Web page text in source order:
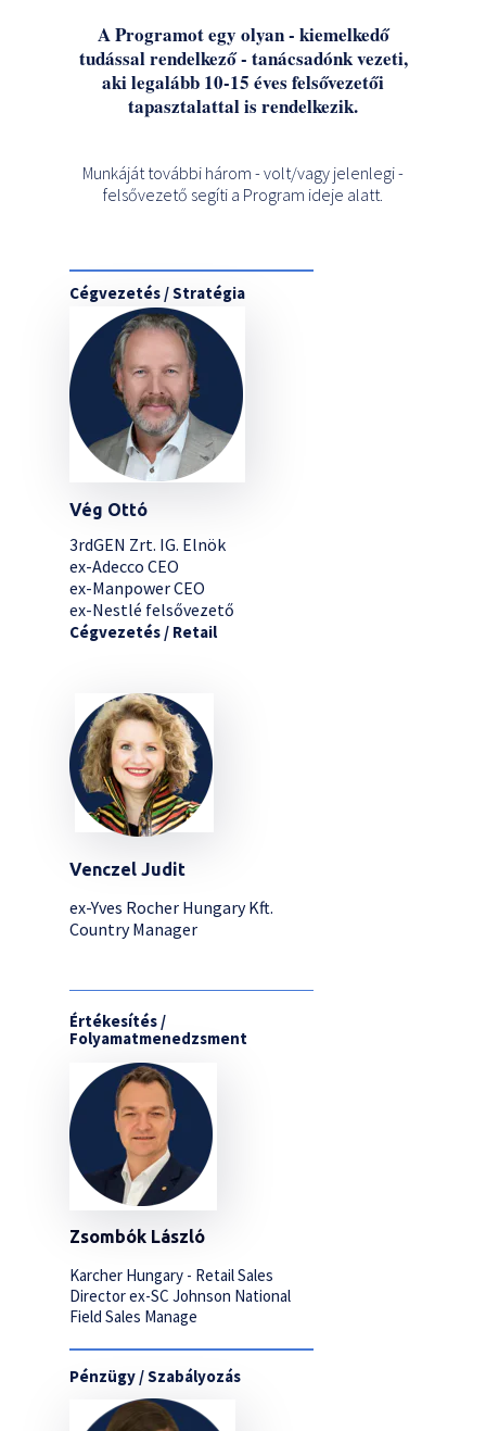
A Programot egy olyan - kiemelkedő
tudással rendelkező - tanácsadónk vezeti,
aki legalább 10-15 éves felsővezetői
tapasztalattal is rendelkezik.
Munkáját további három - volt/vagy jelenlegi -
felsővezető segíti a Program ideje alatt.
3rdGEN Zrt. IG. Elnök
ex-Adecco CEO
ex-Manpower CEO
ex-Nestlé felsővezető
Vég Ottó
Cégvezetés / Stratégia
Pénzügy / Szabályozás
Karcher Hungary - Retail Sales
Director ex-SC Johnson National
Field Sales Manage
Zsombók László
Értékesítés /
Folyamatmenedzsment
ex-Yves Rocher Hungary Kft.
Country Manager
Venczel Judit
Cégvezetés / Retail